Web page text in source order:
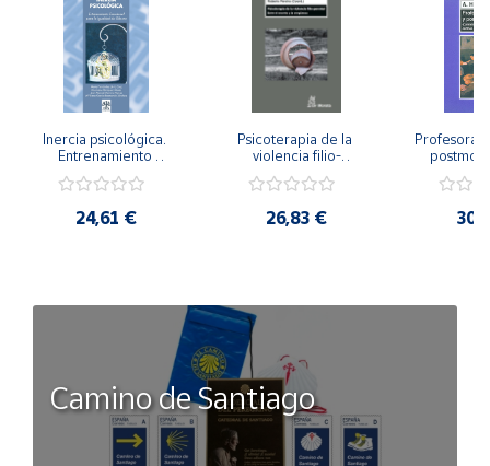
Inercia psicológica.
Entrenamiento
Igualdad de Género.
24,61 €
Psicoterapia de la
violencia filio-
secreto y la
26,83 €
Camino de Santiago